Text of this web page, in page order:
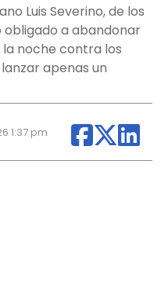
Luis Severino, de los
obligado a abandonar
noche contra los
apenas un
1:37 pm